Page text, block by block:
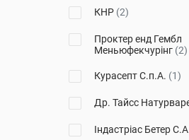
КНР (2)
Проктер енд Гембл
Меньюфекчурінг (2)
Курасепт С.п.А. (1)
Др. Тайсс
Індастріас Бетер